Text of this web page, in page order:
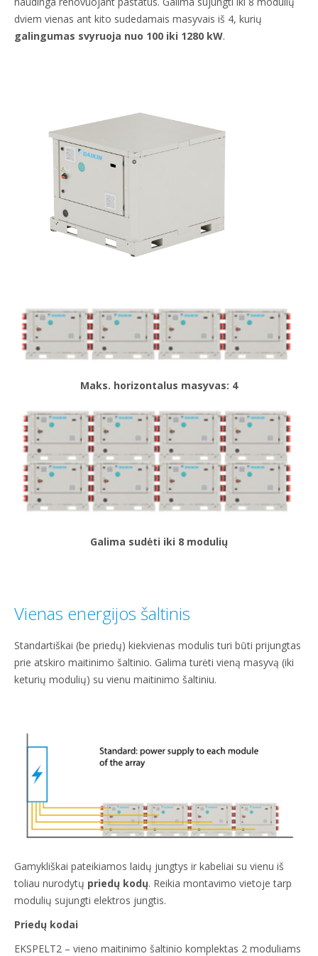
dviem vienas ant kito sudedamais masyvais iš 4, kurių
galingumas svyruoja nuo 100 iki 1280 kW.
Maks. horizontalus masyvas: 4
Galima sudėti iki 8 modulių
Vienas energijos šaltinis
Standartiškai (be priedų) kiekvienas modulis turi būti prijungtas
prie atskiro maitinimo šaltinio. Galima turėti vieną masyvą (iki
keturių modulių) su vienu maitinimo šaltiniu.
Gamykliškai pateikiamos laidų jungtys ir kabeliai su vienu iš
toliau nurodytų priedų kodų. Reikia montavimo vietoje tarp
modulių sujungti elektros jungtis.
Priedų kodai
EKSPELT2 – vieno maitinimo šaltinio komplektas 2 moduliams